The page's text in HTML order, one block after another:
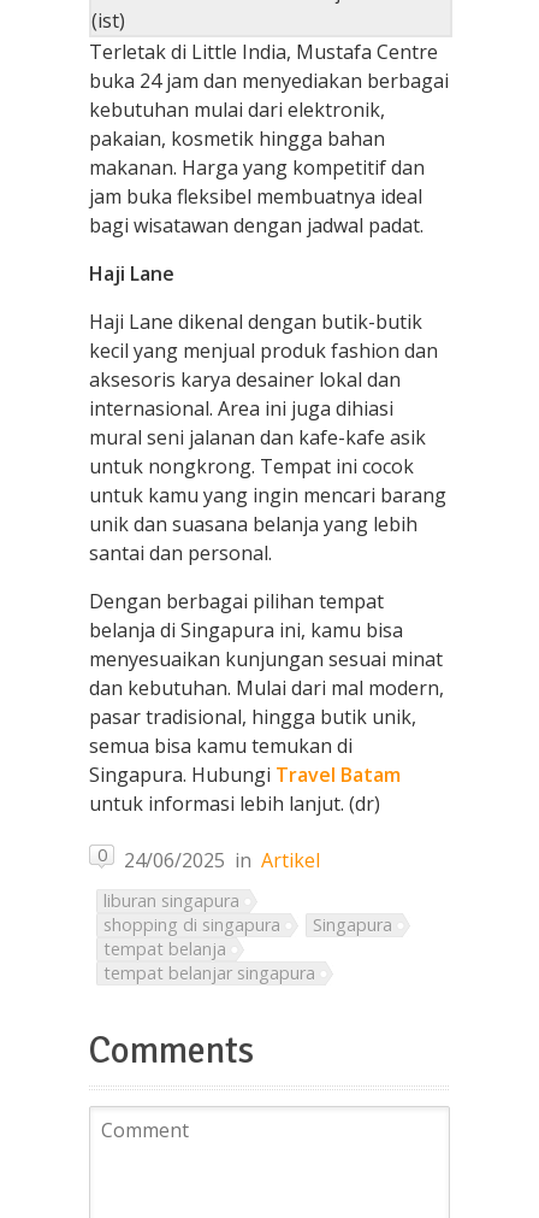
(ist)
Terletak di Little India, Mustafa Centre
buka 24 jam dan menyediakan berbagai
kebutuhan mulai dari elektronik,
pakaian, kosmetik hingga bahan
makanan. Harga yang kompetitif dan
jam buka fleksibel membuatnya ideal
bagi wisatawan dengan jadwal padat.
Haji Lane
Haji Lane dikenal dengan butik-butik
kecil yang menjual produk fashion dan
aksesoris karya desainer lokal dan
internasional. Area ini juga dihiasi
mural seni jalanan dan kafe-kafe asik
untuk nongkrong. Tempat ini cocok
untuk kamu yang ingin mencari barang
unik dan suasana belanja yang lebih
santai dan personal.
Dengan berbagai pilihan tempat
belanja di Singapura ini, kamu bisa
menyesuaikan kunjungan sesuai minat
dan kebutuhan. Mulai dari mal modern,
pasar tradisional, hingga butik unik,
semua bisa kamu temukan di
Singapura. Hubungi Travel Batam
untuk informasi lebih lanjut. (dr)
0 24/06/2025 in Artikel
liburan singapura
shopping di singapura
Singapura
tempat belanja
tempat belanjar singapura
Comments